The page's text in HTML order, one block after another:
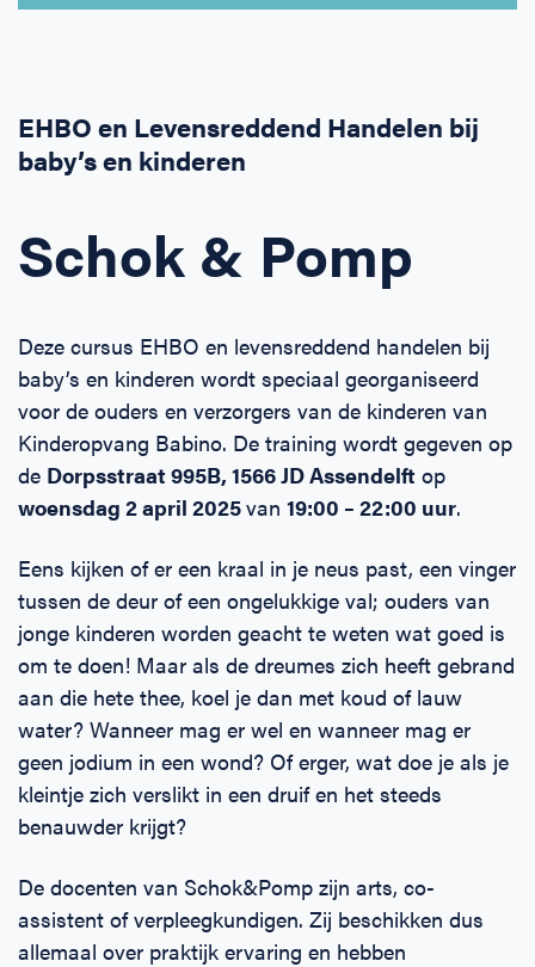
BHV voor Primair Onderwijs
BHV voor Voortgezet Onderwijs
EHBO voor Sportclubs
Levensreddend handelen voor iedereen
Werken bij Schok & Pomp
Zakelijk veelgestelde vragen
Offerte aanvragen
Inloggen
Incompany offerte
EHBO en Levensreddend Handelen bij
baby’s en kinderen
Schok & Pomp
Deze cursus EHBO en levensreddend handelen bij
baby’s en kinderen wordt speciaal georganiseerd
voor de ouders en verzorgers van de kinderen van
Kinderopvang Babino. De training wordt gegeven op
de Dorpsstraat 995B, 1566 JD Assendelft op
woensdag 2 april 2025van 19:00 – 22:00 uur.
Eens kijken of er een kraal in je neus past, een vinger
tussen de deur of een ongelukkige val; ouders van
jonge kinderen worden geacht te weten wat goed is
om te doen! Maar als de dreumes zich heeft gebrand
aan die hete thee, koel je dan met koud of lauw
water? Wanneer mag er wel en wanneer mag er
geen jodium in een wond? Of erger, wat doe je als je
kleintje zich verslikt in een druif en het steeds
benauwder krijgt?
De docenten van Schok&Pomp zijn arts, co-
assistent of verpleegkundigen. Zij beschikken dus
allemaal over praktijk ervaring en hebben